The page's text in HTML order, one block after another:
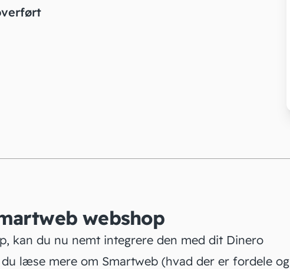
webshop
, kan du nu nemt integrere den med dit Dinero
læse mere om Smartweb (hvad der er fordele og